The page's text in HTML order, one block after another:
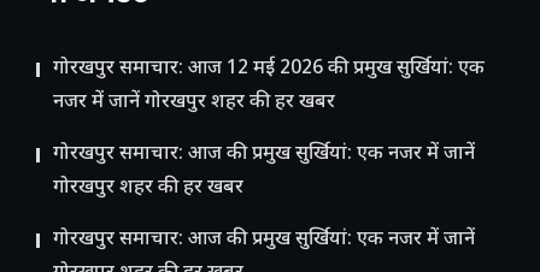
गोरखपुर समाचार: आज 12 मई 2026 की प्रमुख सुर्खियां: एक
नजर में जानें गोरखपुर शहर की हर खबर
गोरखपुर समाचार: आज की प्रमुख सुर्खियां: एक नजर में जानें
गोरखपुर शहर की हर खबर
गोरखपुर समाचार: आज की प्रमुख सुर्खियां: एक नजर में जानें